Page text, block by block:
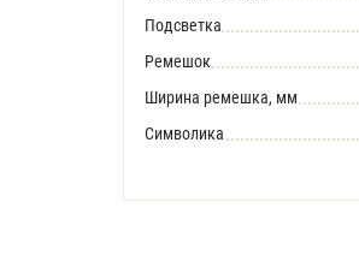
Подсветка
Ремешок
Ширина ремешка, мм
Символика